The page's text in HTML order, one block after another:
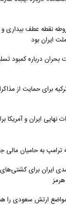
نقطه عطف بیداری و
ایران بود
درباره کمبود
برای حمایت از
نهایی ایران و آمریکا
ترامپ به حامیان مالی
۷ درصدی ایران برای
ارتش سعودی را